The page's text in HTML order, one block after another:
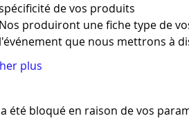
de vos produits
Nos produiront une fiche type de
l'événement que nous mettrons à
plus
été bloqué en raison de vos